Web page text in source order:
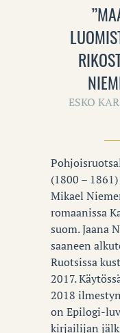
ESKO
(1800 –
Mikael
romaanissa
suom. Jaana
saaneen
Ruotsissa
2017.
2018
on Epilogi-
kirjailijan